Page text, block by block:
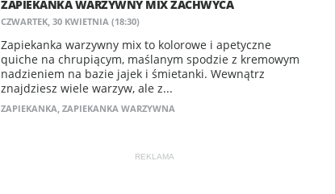
ZAPIEKANKA WARZYWNY MIX ZACHWYCA
CZWARTEK, 30 KWIETNIA (18:30)
Zapiekanka warzywny mix to kolorowe i apetyczne
quiche na chrupiącym, maślanym spodzie z kremowym
nadzieniem na bazie jajek i śmietanki. Wewnątrz
znajdziesz wiele warzyw, ale z...
ZAPIEKANKA, ZAPIEKANKA WARZYWNA
REKLAMA